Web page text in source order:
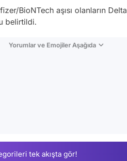
BioNTech aşısı olanların
belirtildi.
Yorumlar ve Emojiler Aşağıda
tek akışta gör!